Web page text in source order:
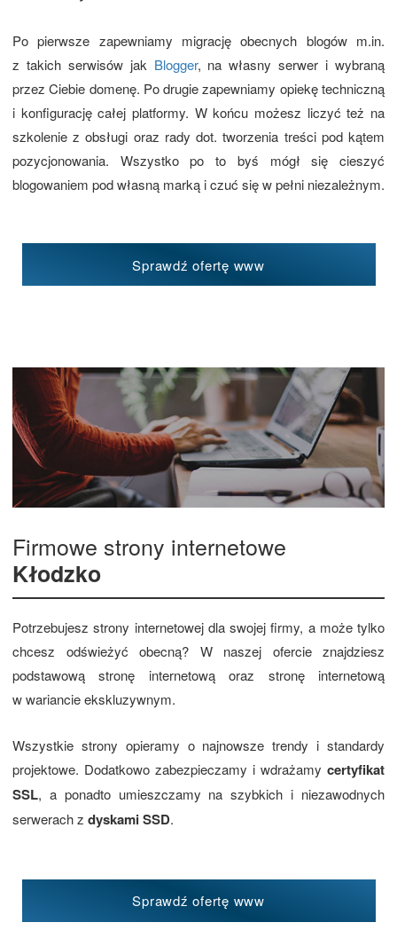
Po pierwsze zapewniamy migrację obecnych blogów m.in.
z takich serwisów jak Blogger, na własny serwer i wybraną
przez Ciebie domenę. Po drugie zapewniamy opiekę techniczną
i konfigurację całej platformy. W końcu możesz liczyć też na
szkolenie z obsługi oraz rady dot. tworzenia treści pod kątem
pozycjonowania. Wszystko po to byś mógł się cieszyć
blogowaniem pod własną marką i czuć się w pełni niezależnym.
Sprawdź ofertę www
Firmowe strony internetowe
Kłodzko
Potrzebujesz strony internetowej dla swojej firmy, a może tylko
chcesz odświeżyć obecną? W naszej ofercie znajdziesz
podstawową stronę internetową oraz stronę internetową
w wariancie ekskluzywnym.
Wszystkie strony opieramy o najnowsze trendy i standardy
projektowe. Dodatkowo zabezpieczamy i wdrażamy certyfikat
SSL, a ponadto umieszczamy na szybkich i niezawodnych
serwerach z dyskami SSD.
Sprawdź ofertę www